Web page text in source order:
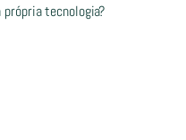
tecnologia?